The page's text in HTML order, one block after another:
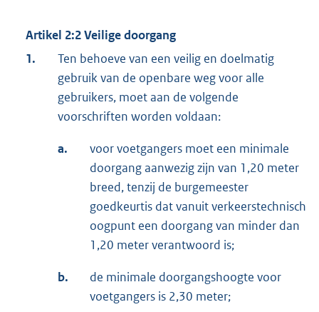
Artikel 2:2 Veilige doorgang
1.
Ten behoeve van een veilig en doelmatig
gebruik van de openbare weg voor alle
gebruikers, moet aan de volgende
voorschriften worden voldaan:
a.
voor voetgangers moet een minimale
doorgang aanwezig zijn van 1,20 meter
breed, tenzij de burgemeester
goedkeurtis dat vanuit verkeerstechnisch
oogpunt een doorgang van minder dan
1,20 meter verantwoord is;
b.
de minimale doorgangshoogte voor
voetgangers is 2,30 meter;